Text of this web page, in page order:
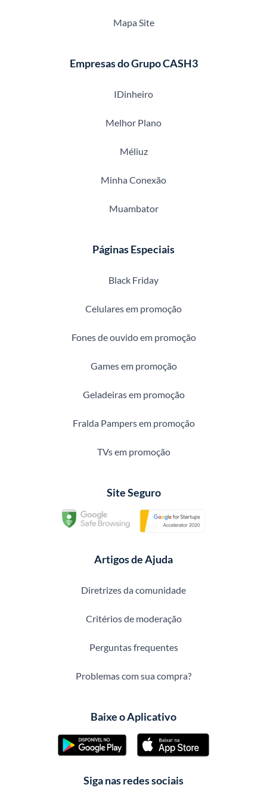
Mapa Site
Empresas do Grupo CASH3
IDinheiro
Melhor Plano
Méliuz
Minha Conexão
Muambator
Páginas Especiais
Black Friday
Celulares em promoção
Fones de ouvido em promoção
Games em promoção
Geladeiras em promoção
Fralda Pampers em promoção
TVs em promoção
Site Seguro
Artigos de Ajuda
Diretrizes da comunidade
Critérios de moderação
Perguntas frequentes
Problemas com sua compra?
Baixe o Aplicativo
Siga nas redes sociais